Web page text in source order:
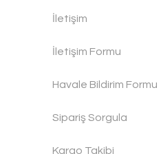
İletişim
İletişim Formu
Havale Bildirim Formu
Sipariş Sorgula
Kargo Takibi